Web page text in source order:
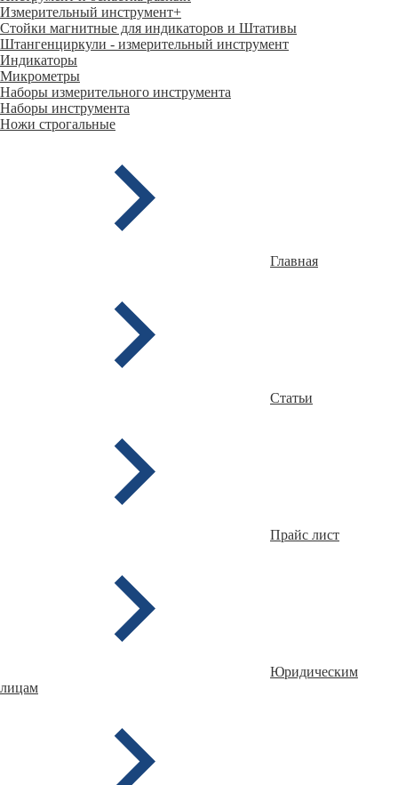
Измерительный инструмент+
Стойки магнитные для индикаторов и Штативы
Штангенциркули - измерительный инструмент
Индикаторы
Микрометры
Наборы измерительного инструмента
Наборы инструмента
Ножи строгальные
Главная
Статьи
Прайс лист
Юридическим
лицам